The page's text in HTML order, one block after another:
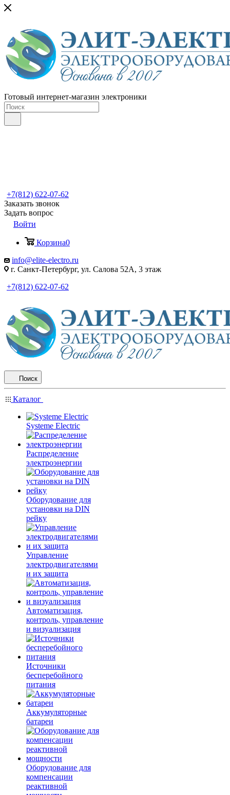
Готовый интернет-магазин электроники
+7(812) 622-07-62
Заказать звонок
Задать вопрос
Войти
Корзина0
info@elite-electro.ru
г. Санкт-Петербург, ул. Салова 52А, 3 этаж
+7(812) 622-07-62
Поиск
Каталог
Systeme Electric
Распределение
электроэнергии
Оборудование для
установки на DIN
рейку
Управление
электродвигателями
и их защита
Автоматизация,
контроль, управление
и визуализация
Источники
бесперебойного
питания
Аккумуляторные
батареи
Оборудование для
компенсации
реактивной